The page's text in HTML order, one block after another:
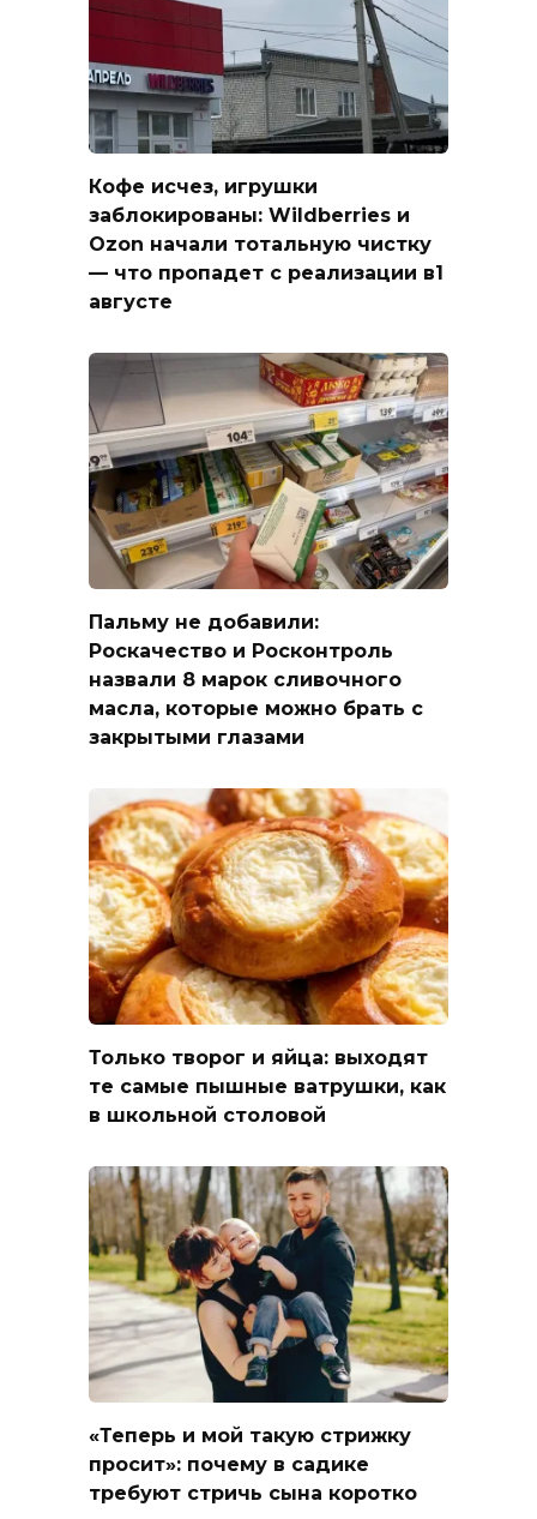
Кофе исчез, игрушки
заблокированы: Wildberries и
Ozon начали тотальную чистку
— что пропадет с реализации в1
августе
Пальму не добавили:
Роскачество и Росконтроль
назвали 8 марок сливочного
масла, которые можно брать с
закрытыми глазами
Только творог и яйца: выходят
те самые пышные ватрушки, как
в школьной столовой
«Теперь и мой такую стрижку
просит»: почему в садике
требуют стричь сына коротко